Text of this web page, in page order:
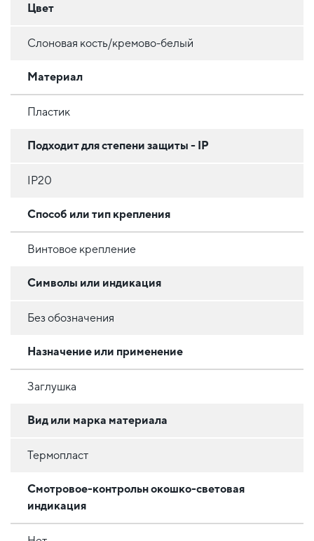
Цвет
Слоновая кость/кремово-белый
Материал
Пластик
Подходит для степени защиты - IP
IP20
Способ или тип крепления
Винтовое крепление
Символы или индикация
Без обозначения
Назначение или применение
Заглушка
Вид или марка материала
Термопласт
Смотровое-контрольн окошко-световая
индикация